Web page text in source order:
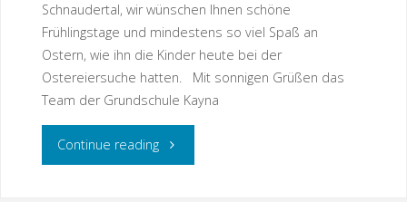
Schnaudertal, wir wünschen Ihnen schöne
Frühlingstage und mindestens so viel Spaß an
Ostern, wie ihn die Kinder heute bei der
Ostereiersuche hatten. Mit sonnigen Grüßen das
Team der Grundschule Kayna
Continue reading"Frühlingserwachen"